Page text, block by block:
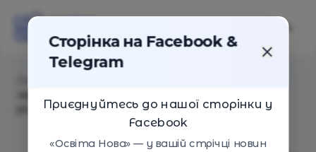
розвиватися
Сторінка на Facebook &
Telegram
Приєднуйтесь до нашої сторінки у
Facebook
«Освіта Нова» — у вашій стрічці новин